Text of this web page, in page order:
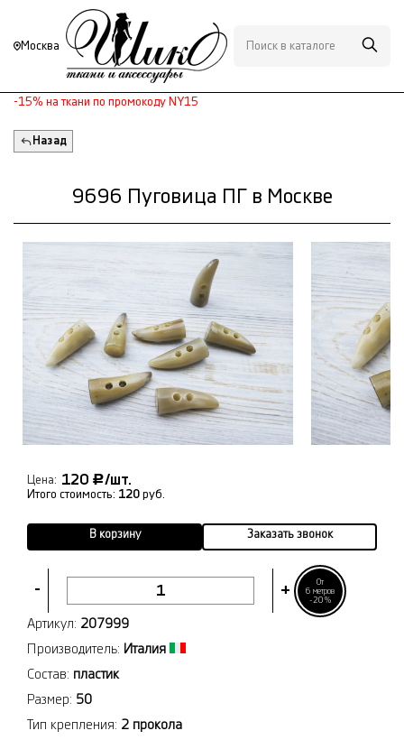
Москва
-15% на ткани по промокоду NY15
Назад
9696 Пуговица ПГ в Москве
- +
От
6 метров
-20%
Цена: 120 Р/шт.
Итого стоимость: 120 руб.
В корзину Заказать звонок
Артикул: 207999
Производитель: Италия
Состав: пластик
Размер: 50
Тип крепления: 2 прокола